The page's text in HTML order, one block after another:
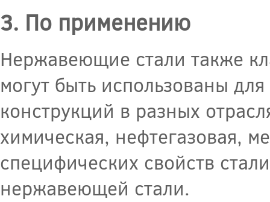
3. По применению
Нержавеющие стали также
могут быть использованы
конструкций в разных
химическая, нефтегазовая,
специфических свойств
нержавеющей стали.